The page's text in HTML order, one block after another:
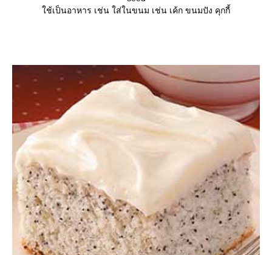
ช้เป็นอาหาร เช่น ใส่ในขนม เช่น เค้ก ขนมปัง คุกกี้